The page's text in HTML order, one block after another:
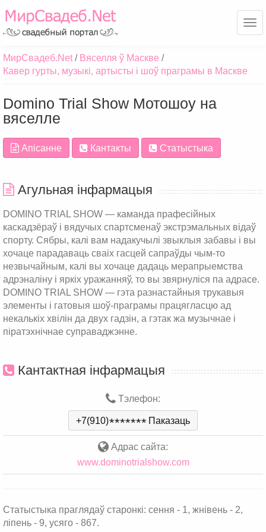
МирСвадеб.Net
Вяселля ў Маскве
Кавер гурты, музыкі, артысты і шоў праграмы в Маскве
Domino Trial Show Мотошоу на
вяселле
Апісанне Кантакты Статыстыка
Агульная інфармацыя
DOMINO TRIAL SHOW — каманда прафесійных
каскадзёраў і вядучых спартсменаў экстрэмальных відаў
спорту. Сябры, калі вам надакучылі звыклыя забавы і вы
хочаце парадаваць сваіх гасцей сапраўды чым-то
незвычайным, калі вы хочаце дадаць мерапрыемства
адрэналіну і яркіх уражанняў, то вы звярнуліся па адрасе.
DOMINO TRIAL SHOW — гэта разнастайныя трукавыя
элементы і гатовыя шоў-праграмы працягласцю ад
некалькіх хвілін да двух гадзін, а гэтак жа музычнае і
піратэхнічнае суправаджэнне.
Кантактная інфармацыя
Тэлефон:
+7(910)******* Паказаць
Адрас сайта:
www.dominotrialshow.com
Статыстыка праглядаў старонкі: сення - 1, жнівень - 2,
ліпень - 9, усяго - 867.